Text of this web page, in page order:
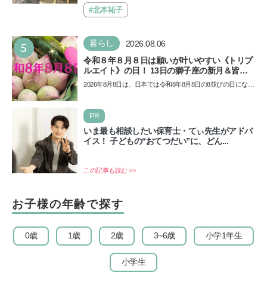
催…#北本祐子
5 暮らし 2026.08.06
令和８年８月８日は願いが叶いやすい《トリプ
ルエイト》の日！ 13日の獅子座の新月＆皆既
日食の影響にも注目
2026年8月8日は、日本では令和8年8月8日の8並びの日になり
PR
いま最も相談したい保育士・てぃ先生がアドバ
イス！ 子どもの“おてつだい”に、どん...
この記事も読む >>
お子様の年齢で探す
0歳 1歳 2歳 3~6歳 小学1年生
小学生